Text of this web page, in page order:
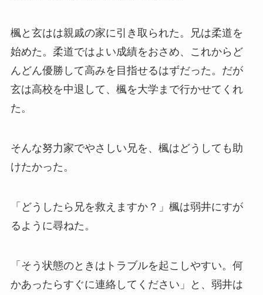
楓と玄はは親戚の家に引き取られた。兄は柔道を
始めた。柔道ではよい成績をおさめ、これからど
んどん優勝して高みを目指せるはずだった。だが
玄は高校を中退して、楓を大学まで行かせてくれ
た。
そんな努力家でやさしい兄を、楓はどうしても助
けたかった。
「どうしたら兄を救えますか？」楓は弱井にすが
るように尋ねた。
「そう状態のときはトラブルを起こしやすい。何
かあったらすぐに連絡してください」と、弱井は